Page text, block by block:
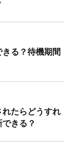
る？待機期間
たらどうすれ
きる？